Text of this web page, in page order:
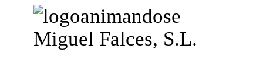
Miguel Falces, S.L.